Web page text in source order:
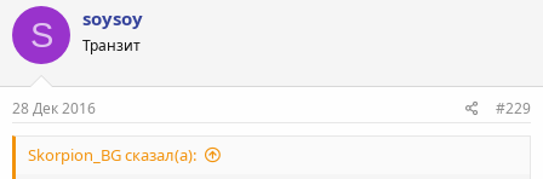
S soysoy
Транзит
28 Дек 2016 #229
Skorpion_BG сказал(а):